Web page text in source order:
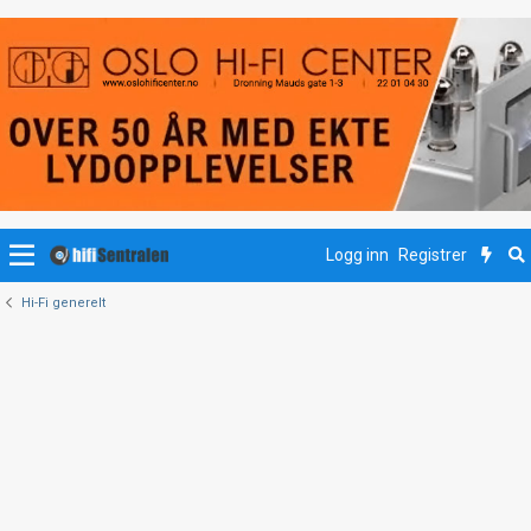
Logg inn Registrer
Hi-Fi generelt